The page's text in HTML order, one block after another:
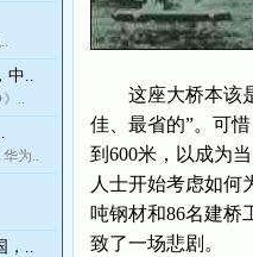
中..
..
为..
，..
这座大桥本该是
佳、最省的”。可
到600米，以成为
人士开始考虑如
吨钢材和86名建桥
致了一场悲剧。